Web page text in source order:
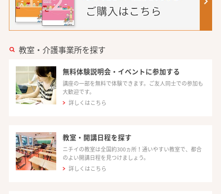
教室・介護事業所を探す
無料体験説明会・イベントに参加する
講座の一部を無料で体験できます。ご友人同士での参加も
大歓迎です。
詳しくはこちら
教室・開講日程を探す
ニチイの教室は全国約300ヵ所！通いやすい教室で、都合
のよい開講日程を見つけましょう。
詳しくはこちら